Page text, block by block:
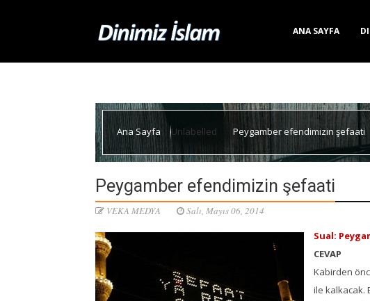
ANA SAYFA
Ana Sayfa Unlabelled Peygamber efendimizin şefaati
Peygamber efendimizin şefaati
VEKA MEDYA
Salı, Mayıs 06, 2014
Sual:
CEVAP
Kabirden
ile kalkacak.